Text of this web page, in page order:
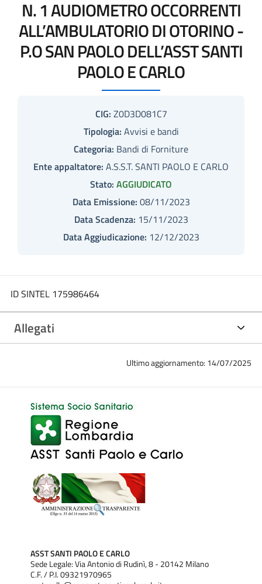
N. 1 AUDIOMETRO OCCORRENTI
ALL’AMBULATORIO DI OTORINO -
P.O SAN PAOLO DELL’ASST SANTI
PAOLO E CARLO
CIG: Z0D3D081C7
Tipologia: Avvisi e bandi
Categoria: Bandi di Forniture
Ente appaltatore: A.S.S.T. SANTI PAOLO E CARLO
Stato: AGGIUDICATO
Data Emissione: 08/11/2023
Data Scadenza: 15/11/2023
Data Aggiudicazione: 12/12/2023
ID SINTEL 175986464
Allegati
Ultimo aggiornamento: 14/07/2025
ASST SANTI PAOLO E CARLO
Sede Legale: Via Antonio di Rudinì, 8 - 20142 Milano
C.F. / P.I. 09321970965